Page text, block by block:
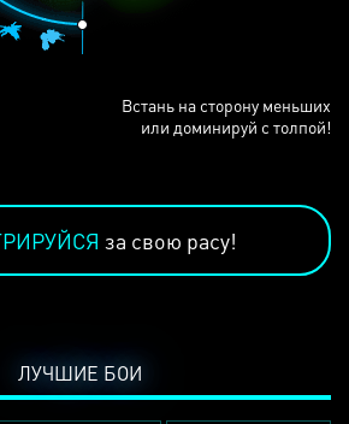
Встань на сторону меньших
или доминируй с толпой!
за свою расу!
ЛУЧШИЕ БОИ